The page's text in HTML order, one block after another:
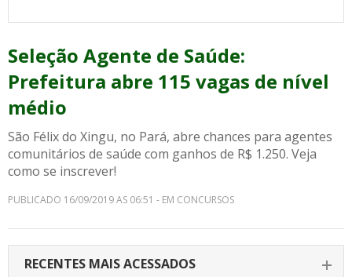
Seleção Agente de Saúde:
Prefeitura abre 115 vagas de nível
médio
São Félix do Xingu, no Pará, abre chances para agentes
comunitários de saúde com ganhos de R$ 1.250. Veja
como se inscrever!
PUBLICADO 16/09/2019 AS 06:51 - EM CONCURSOS
RECENTES MAIS ACESSADOS